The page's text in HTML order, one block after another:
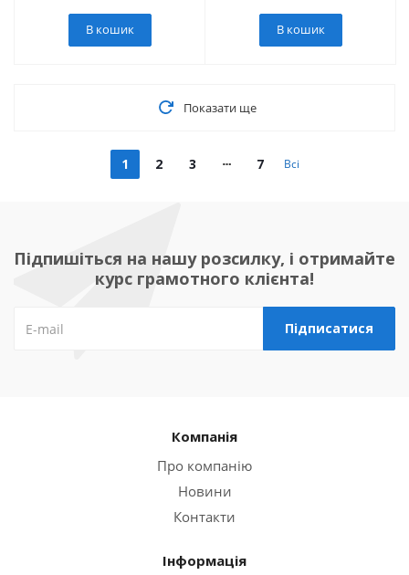
В кошик В кошик
Показати ще
1 2 3 7 Всі
Підпишіться на нашу розсилку, і отримайте
курс грамотного клієнта!
Компанія
Про компанію
Новини
Контакти
Інформація